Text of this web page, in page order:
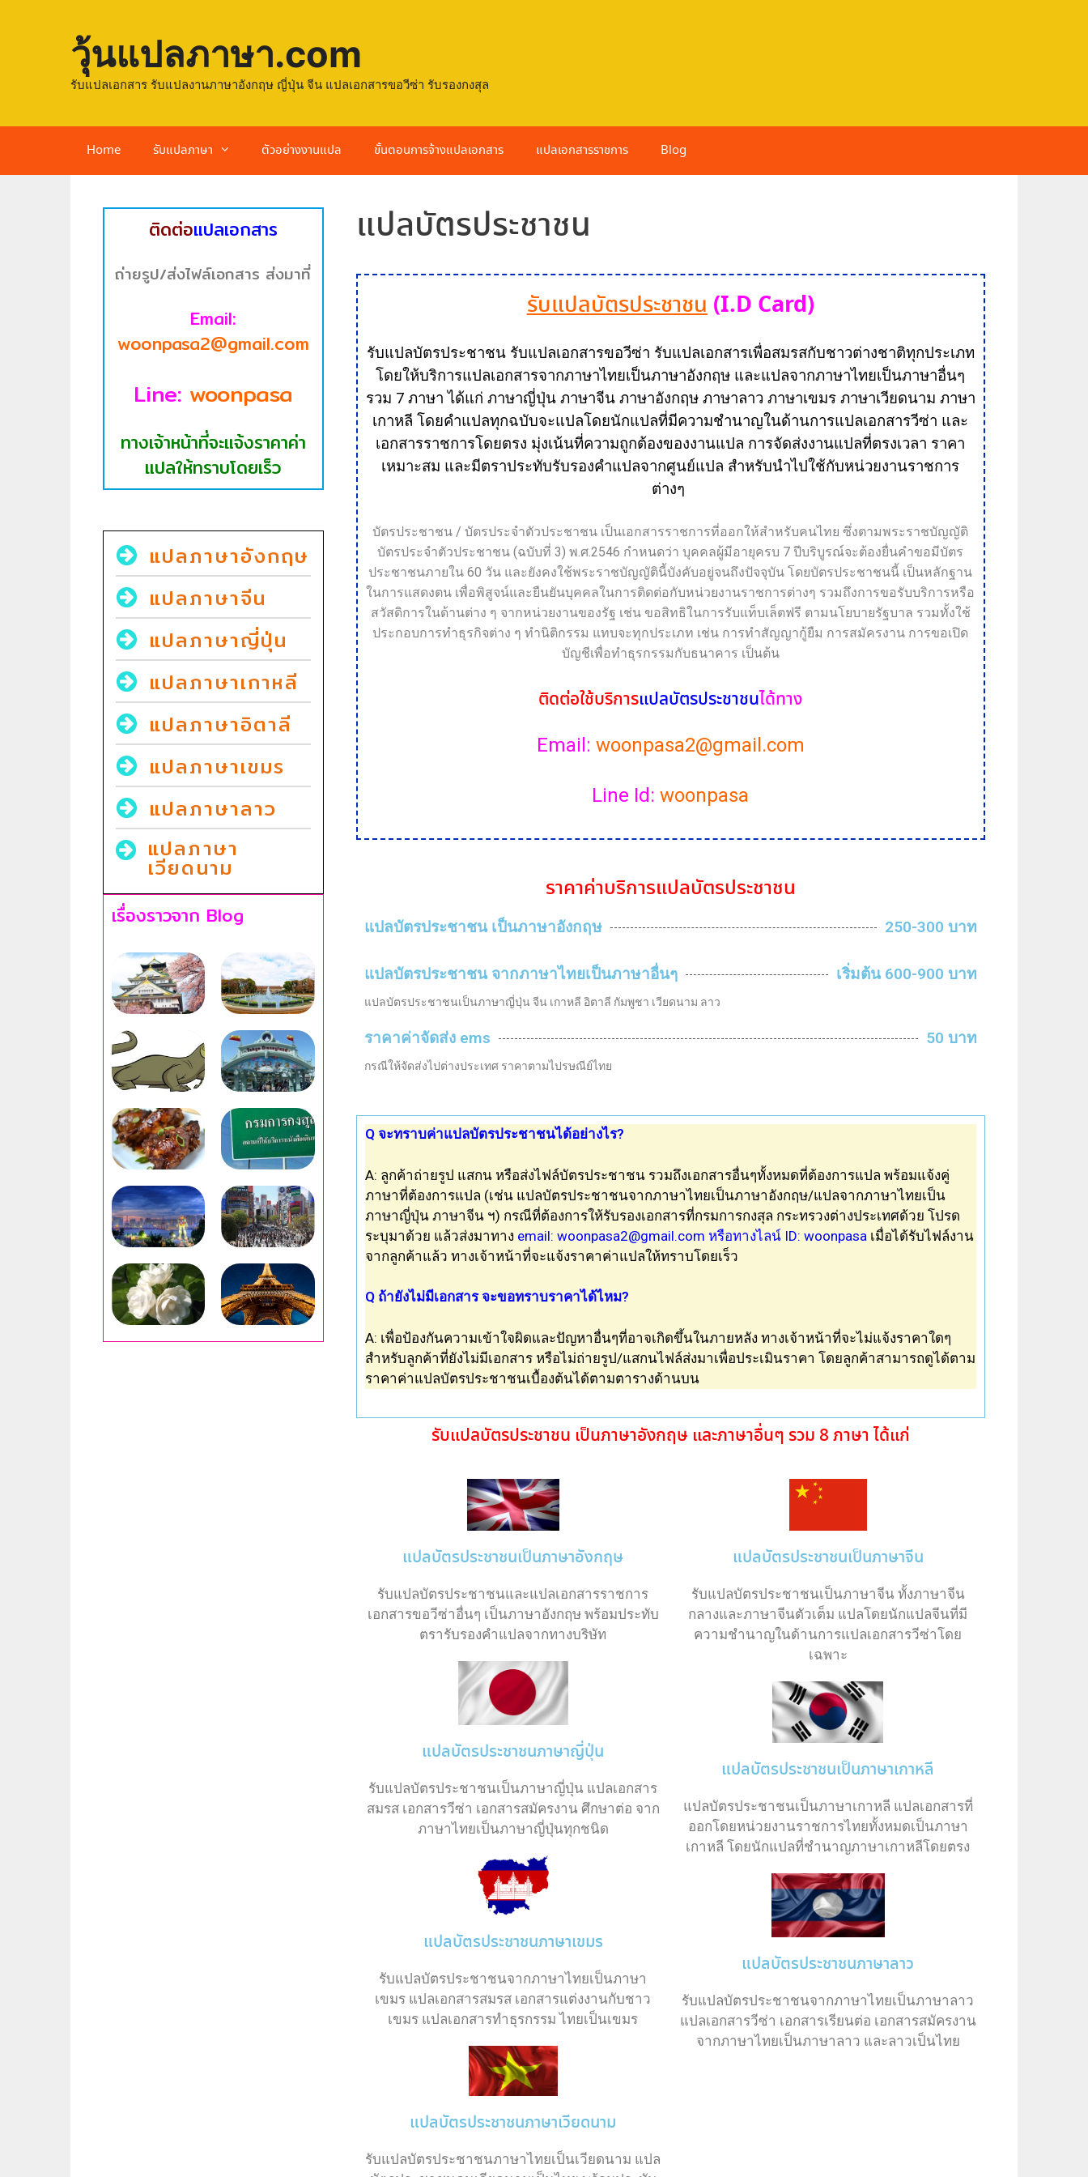
วุ้นแปลภาษา.com
รับแปลเอกสาร รับแปลงานภาษาอังกฤษ ญี่ปุ่น จีน แปลเอกสารขอวีซ่า รับรองกงสุล
Home รับแปลภาษา ตัวอย่างงานแปล ขั้นตอนการจ้างแปลเอกสาร แปลเอกสารราชการ Blog
แปลบัตรประชาชน
รับแปลบัตรประชาชน(I.D Card)
รับแปลบัตรประชาชนรับแปลเอกสารขอวีซ่า รับแปลเอกสารเพื่อสมรสกับชาวต่างชาติทุกประเภท
โดยให้บริการแปลเอกสารจากภาษาไทยเป็นภาษาอังกฤษ และแปลจากภาษาไทยเป็นภาษาอื่นๆ
รวม 7 ภาษา ได้แก่ ภาษาญี่ปุ่น ภาษาจีน ภาษาอังกฤษ ภาษาลาว ภาษาเขมร ภาษาเวียดนาม ภาษา
เกาหลีโดยคำแปลทุกฉบับจะแปลโดยนักแปลที่มีความชำนาญในด้านการแปลเอกสารวีซ่า และ
เอกสารราชการโดยตรง มุ่งเน้นที่ความถูกต้องของงานแปล การจัดส่งงานแปลที่ตรงเวลา ราคา
เหมาะสม และมีตราประทับรับรองคำแปลจากศูนย์แปล สำหรับนำไปใช้กับหน่วยงานราชการ
ต่างๆ
บัตรประชาชน /บัตรประจำตัวประชาชน เป็นเอกสารราชการที่ออกให้สำหรับคนไทย ซึ่งตามพระราชบัญญัติ
บัตรประจำตัวประชาชน (ฉบับที่ 3) พ.ศ.2546 กำหนดว่า บุคคลผู้มีอายุครบ 7 ปีบริบูรณ์จะต้องยื่นคำขอมีบัตร
ประชาชนภายใน 60 วัน และยังคงใช้พระราชบัญญัตินี้บังคับอยู่จนถึงปัจจุบัน โดยบัตรประชาชนนี้ เป็นหลักฐาน
ในการแสดงตน เพื่อพิสูจน์และยืนยันบุคคลในการติดต่อกับหน่วยงานราชการต่างๆ รวมถึงการขอรับบริการหรือ
สวัสดิการในด้านต่าง ๆ จากหน่วยงานของรัฐ เช่น ขอสิทธิในการรับแท็บเล็ตฟรี ตามนโยบายรัฐบาล รวมทั้งใช้
ประกอบการทำธุรกิจต่าง ๆ ทำนิติกรรม แทบจะทุกประเภท เช่น การทำสัญญากู้ยืม การสมัครงาน การขอเปิด
บัญชีเพื่อทำธุรกรรมกับธนาคาร เป็นต้น
ติดต่อใช้บริการแปลบัตรประชาชนได้ทาง
Email: woonpasa2@gmail.com
Line Id: woonpasa
ราคาค่าบริการแปลบัตรประชาชน
แปลบัตรประชาชน เป็นภาษาอังกฤษ 250-300 บาท
แปลบัตรประชาชน จากภาษาไทยเป็นภาษาอื่นๆ เริ่มต้น 600-900 บาท
แปลบัตรประชาชนเป็นภาษาญี่ปุ่น จีน เกาหลี อิตาลี กัมพูชา เวียดนาม ลาว
ราคาค่าจัดส่ง ems 50 บาท
กรณีให้จัดส่งไปต่างประเทศ ราคาตามไปรษณีย์ไทย
Q จะทราบค่าแปลบัตรประชาชนได้อย่างไร?
A: ลูกค้าถ่ายรูป แสกน หรือส่งไฟล์บัตรประชาชน รวมถึงเอกสารอื่นๆทั้งหมดที่ต้องการแปล พร้อมแจ้งคู่
ภาษาที่ต้องการแปล (เช่น แปลบัตรประชาชนจากภาษาไทยเป็นภาษาอังกฤษ/แปลจากภาษาไทยเป็น
ภาษาญี่ปุ่น ภาษาจีน ฯ) กรณีที่ต้องการให้รับรองเอกสารที่กรมการกงสุล กระทรวงต่างประเทศด้วย โปรด
ระบุมาด้วย แล้วส่งมาทาง email: woonpasa2@gmail.com หรือทางไลน์ ID: woonpasa เมื่อได้รับไฟล์งาน
จากลูกค้าแล้ว ทางเจ้าหน้าที่จะแจ้งราคาค่าแปลให้ทราบโดยเร็ว
Q ถ้ายังไม่มีเอกสาร จะขอทราบราคาได้ไหม?
A: เพื่อป้องกันความเข้าใจผิดและปัญหาอื่นๆที่อาจเกิดขึ้นในภายหลัง ทางเจ้าหน้าที่จะไม่แจ้งราคาใดๆ
สำหรับลูกค้าที่ยังไม่มีเอกสาร หรือไม่ถ่ายรูป/แสกนไฟล์ส่งมาเพื่อประเมินราคา โดยลูกค้าสามารถดูได้ตาม
ราคาค่าแปลบัตรประชาชนเบื้องต้นได้ตามตารางด้านบน
รับแปลบัตรประชาชน เป็นภาษาอังกฤษ และภาษาอื่นๆ รวม 8 ภาษา ได้แก่
แปลบัตรประชาชนเป็นภาษาอังกฤษ
รับแปลบัตรประชาชนและแปลเอกสารราชการ
เอกสารขอวีซ่าอื่นๆ เป็นภาษาอังกฤษ พร้อมประทับ
ตรารับรองคำแปลจากทางบริษัท
แปลบัตรประชาชนภาษาญี่ปุ่น
รับแปลบัตรประชาชนเป็นภาษาญี่ปุ่น แปลเอกสาร
สมรส เอกสารวีซ่า เอกสารสมัครงาน ศึกษาต่อ จาก
ภาษาไทยเป็นภาษาญี่ปุ่นทุกชนิด
แปลบัตรประชาชนภาษาเขมร
รับแปลบัตรประชาชนจากภาษาไทยเป็นภาษา
เขมร แปลเอกสารสมรส เอกสารแต่งงานกับชาว
เขมร แปลเอกสารทำธุรกรรม ไทยเป็นเขมร
แปลบัตรประชาชนภาษาเวียดนาม
รับแปลบัตรประชาชนภาษาไทยเป็นเวียดนาม แปล
แปลบัตรประชาชนเป็นภาษาจีน
รับแปลบัตรประชาชนเป็นภาษาจีน ทั้งภาษาจีน
กลางและภาษาจีนตัวเต็ม แปลโดยนักแปลจีนที่มี
ความชำนาญในด้านการแปลเอกสารวีซ่าโดย
เฉพาะ
แปลบัตรประชาชนเป็นภาษาเกาหลี
แปลบัตรประชาชนเป็นภาษาเกาหลี แปลเอกสารที่
ออกโดยหน่วยงานราชการไทยทั้งหมดเป็นภาษา
เกาหลี โดยนักแปลที่ชำนาญภาษาเกาหลีโดยตรง
แปลบัตรประชาชนภาษาลาว
รับแปลบัตรประชาชนจากภาษาไทยเป็นภาษาลาว
แปลเอกสารวีซ่า เอกสารเรียนต่อ เอกสารสมัครงาน
จากภาษาไทยเป็นภาษาลาว และลาวเป็นไทย
ติดต่อแปลเอกสาร
ถ่ายรูป/ส่งไฟล์เอกสาร ส่งมาที่
Email:
woonpasa2@gmail.com
Line: woonpasa
ทางเจ้าหน้าที่จะแจ้งราคาค่า
แปลให้ทราบโดยเร็ว
แปลภาษาอังกฤษ
แปลภาษาจีน
แปลภาษาญี่ปุ่น
แปลภาษาเกาหลี
แปลภาษาอิตาลี
แปลภาษาเขมร
แปลภาษาลาว
แปลภาษา
เวียดนาม
เรื่องราวจาก Blog